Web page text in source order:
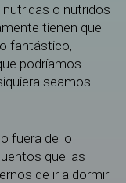
o nutridos
tienen que
fantástico,
podríamos
seamos
fuera de lo
que las
de ir a dormir